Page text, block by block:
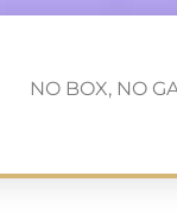
NO BOX, NO